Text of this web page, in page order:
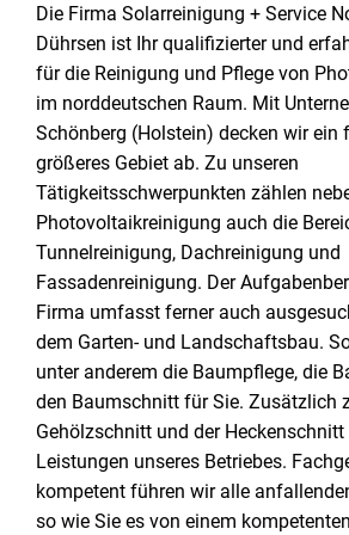
Die Firma Solarreinigung + Service
Dührsen ist Ihr qualifizierter und
für die Reinigung und Pflege von
im norddeutschen Raum. Mit
Schönberg (Holstein) decken wir ein
größeres Gebiet ab. Zu unseren
Tätigkeitsschwerpunkten zählen
Photovoltaikreinigung auch die
Tunnelreinigung, Dachreinigung und
Fassadenreinigung. Der
Firma umfasst ferner auch
dem Garten- und Landschaftsbau.
unter anderem die Baumpflege, die
den Baumschnitt für Sie. Zusätzlich
Gehölzschnitt und der Heckenschnitt
Leistungen unseres Betriebes.
kompetent führen wir alle
so wie Sie es von einem